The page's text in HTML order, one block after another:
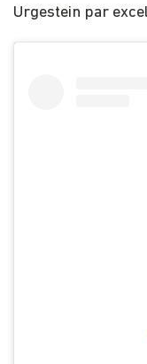
Urgestein par